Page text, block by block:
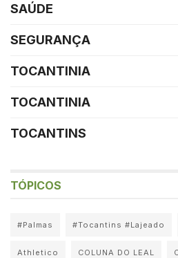
SAÚDE
SEGURANÇA
TOCANTINIA
TOCANTINIA
TOCANTINS
TÓPICOS
#Palmas #Tocantins #Lajeado
Athletico COLUNA DO LEAL